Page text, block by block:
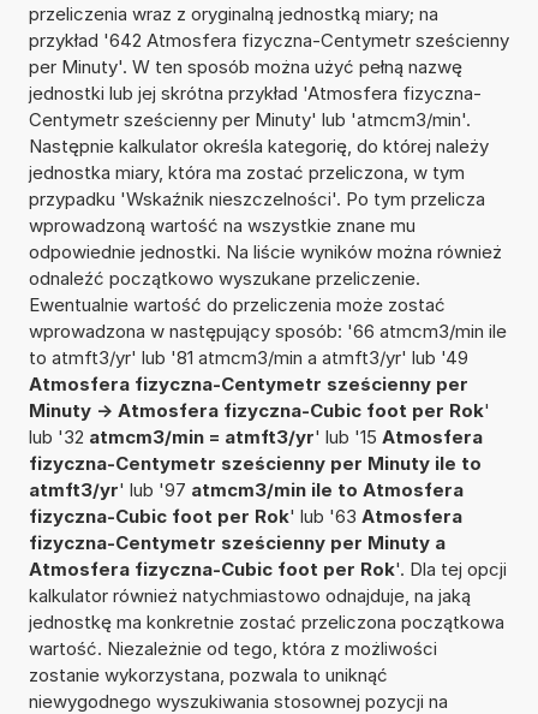
przeliczenia wraz z oryginalną jednostką miary; na
przykład '642 Atmosfera fizyczna-Centymetr sześcienny
per Minuty'. W ten sposób można użyć pełną nazwę
jednostki lub jej skrótna przykład 'Atmosfera fizyczna-
Centymetr sześcienny per Minuty' lub 'atmcm3/min'.
Następnie kalkulator określa kategorię, do której należy
jednostka miary, która ma zostać przeliczona, w tym
przypadku 'Wskaźnik nieszczelności'. Po tym przelicza
wprowadzoną wartość na wszystkie znane mu
odpowiednie jednostki. Na liście wyników można również
odnaleźć początkowo wyszukane przeliczenie.
Ewentualnie wartość do przeliczenia może zostać
wprowadzona w następujący sposób: '66 atmcm3/min ile
to atmft3/yr' lub '81 atmcm3/min a atmft3/yr' lub '49
Atmosfera fizyczna-Centymetr sześcienny per
Minuty -> Atmosfera fizyczna-Cubic foot per Rok'
lub '32 atmcm3/min = atmft3/yr' lub '15 Atmosfera
fizyczna-Centymetr sześcienny per Minuty ile to
atmft3/yr' lub '97 atmcm3/min ile to Atmosfera
fizyczna-Cubic foot per Rok' lub '63 Atmosfera
fizyczna-Centymetr sześcienny per Minuty a
Atmosfera fizyczna-Cubic foot per Rok'. Dla tej opcji
kalkulator również natychmiastowo odnajduje, na jaką
jednostkę ma konkretnie zostać przeliczona początkowa
wartość. Niezależnie od tego, która z możliwości
zostanie wykorzystana, pozwala to uniknąć
niewygodnego wyszukiwania stosownej pozycji na